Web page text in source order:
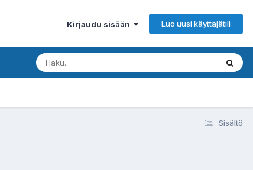
Kirjaudu sisään Luo uusi käyttäjätili
Sisältö